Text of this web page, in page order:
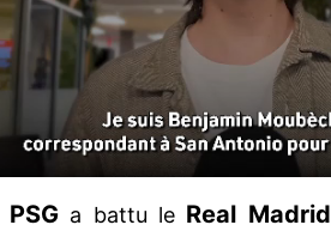
PSG a battu le Real Madrid